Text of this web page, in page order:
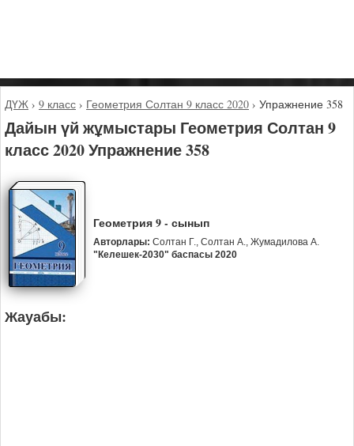
ДҮЖ › 9 класс › Геометрия Солтан 9 класс 2020 › Упражнение 358
Дайын үй жұмыстары Геометрия Солтан 9
класс 2020 Упражнение 358
Геометрия 9 - сынып
Авторлары: Солтан Г., Солтан А., Жумадилова А.
"Келешек-2030" баспасы 2020
Жауабы: